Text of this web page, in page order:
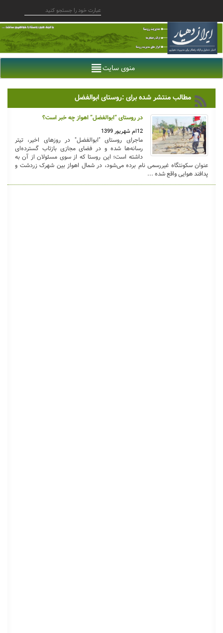
منوی سایت
مطالب منتشر شده برای :روستای ابوالفضل
در روستای “ابوالفضل” اهواز چه خبر است؟
12ام شهریور 1399
ماجرای روستای "ابوالفضل" در روزهای اخیر، تیتر
رسانه‌ها شده و در فضای مجازی بازتاب گسترده‌ای
داشته است؛ این روستا که از سوی مسئولان از آن به
عنوان سکونتگاه غیررسمی نام برده می‌شود، در شمال اهواز بین شهرک زردشت و
پدافند هوایی واقع شده ...